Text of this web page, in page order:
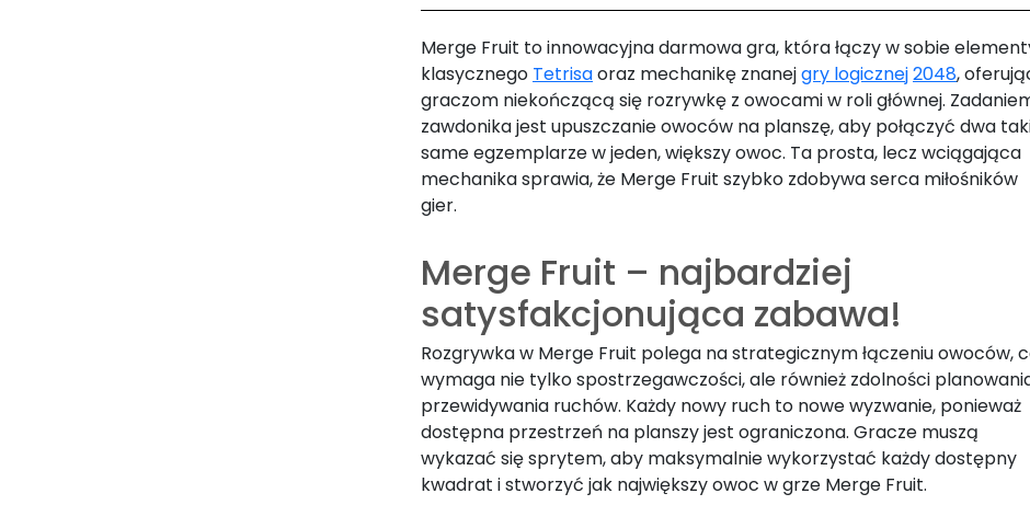
Merge Fruit to innowacyjna darmowa gra, która łączy w sobie
klasycznego Tetrisaoraz mechanikę znanejgry logicznej2048,
graczom niekończącą się rozrywkę z owocami w roli głównej.
zawdonika jest upuszczanie owoców na planszę, aby połączyć dwa
same egzemplarze w jeden, większy owoc. Ta prosta, lecz wciągająca
mechanika sprawia, że Merge Fruit szybko zdobywa serca miłośników
gier.
Merge Fruit – najbardziej
satysfakcjonująca zabawa!
Rozgrywka w Merge Fruit polega na strategicznym łączeniu owoców,
wymaga nie tylko spostrzegawczości, ale również zdolności
przewidywania ruchów. Każdy nowy ruch to nowe wyzwanie, ponieważ
dostępna przestrzeń na planszy jest ograniczona. Gracze muszą
wykazać się sprytem, aby maksymalnie wykorzystać każdy dostępny
kwadrat i stworzyć jak największy owoc w grze Merge Fruit.